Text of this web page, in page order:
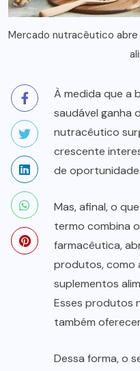
Mercado nutracêutico
À medida que a
saudável ganha
nutracêutico
crescente
de
Mas, afinal, o
termo combina
farmacêutica,
produtos, como
suplementos
Esses produtos
também
Dessa forma, o